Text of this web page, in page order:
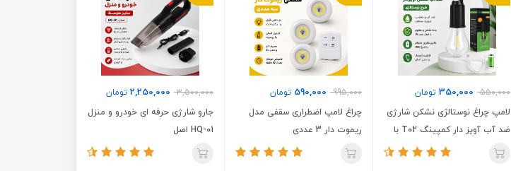
550,000
350,000 تومان
لامپ چراغ نوستالژی نشکن شارژی
ضد آب آویز دار کمپینگ T02 با
پنل خورشیدی سولار
995,000
590,000 تومان
چراغ لامپ اضطراری سقفی مدل
ریموت دار 3 عددی
3,500,000
2,250,000 تومان
جارو شارژی حرفه ای خودرو و منزل
HQ-01 اصل